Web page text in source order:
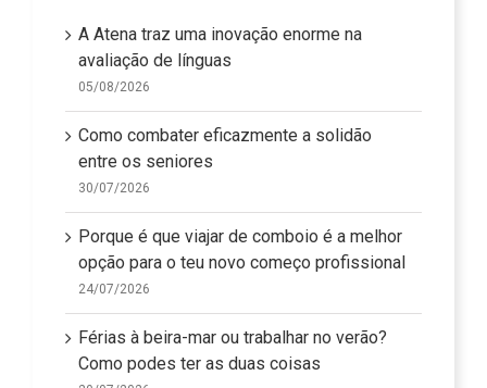
avaliação de línguas
05/08/2026
Como combater eficazmente a solidão
entre os seniores
30/07/2026
Porque é que viajar de comboio é a melhor
opção para o teu novo começo profissional
24/07/2026
Férias à beira-mar ou trabalhar no verão?
Como podes ter as duas coisas
20/07/2026